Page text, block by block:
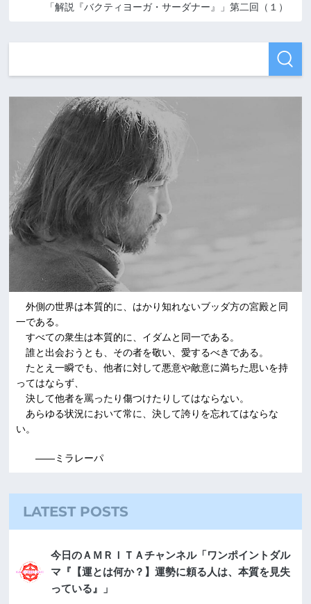
「解説『バクティヨーガ・サーダナー』」第二回（１）
外側の世界は本質的に、はかり知れないブッダ方の宮殿と同
一である。
すべての衆生は本質的に、イダムと同一である。
誰と出会おうとも、その者を敬い、愛するべきである。
たとえ一瞬でも、他者に対して悪意や敵意に満ちた思いを持
ってはならず、
決して他者を罵ったり傷つけたりしてはならない。
あらゆる状況において常に、決して誇りを忘れてはならな
い。
――ミラレーパ
LATEST POSTS
今日のＡＭＲＩＴＡチャンネル「ワンポイントダル
マ『【運とは何か？】運勢に頼る人は、本質を見失
っている』」